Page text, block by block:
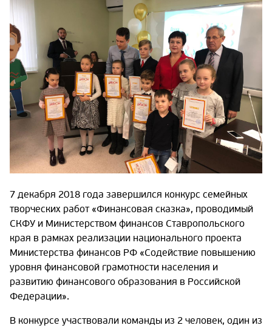
7 декабря 2018 года завершился конкурс семейных
творческих работ «Финансовая сказка», проводимый
СКФУ и Министерством финансов Ставропольского
края в рамках реализации национального проекта
Министерства финансов РФ «Содействие повышению
уровня финансовой грамотности населения и
развитию финансового образования в Российской
Федерации».
В конкурсе участвовали команды из 2 человек, один из